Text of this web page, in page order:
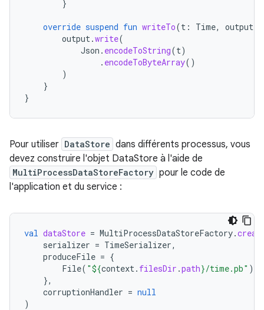
}
override suspend fun writeTo(t : Time, output
output.write(
Json . encodeToString(t)
. encodeToByteArray()
)
}
}
Pour utiliser DataStore dans différents processus, vous
devez construire l'objet DataStore à l'aide de
MultiProcessDataStoreFactory pour le code de
l'application et du service :
val dataStore = MultiProcessDataStoreFactory.
serializer = TimeSerializer,
produceFile = {
File( "${context. filesDir .path}/time.pb" )
},
corruptionHandler = null
)